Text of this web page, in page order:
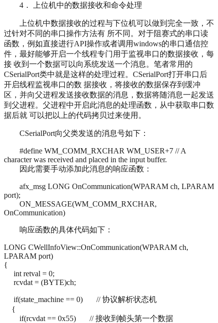
4． 上位机中的数据接收和命令处理
上位机中数据接收的过程与下位机可以做到完全一致，不
过针对不同的串口操作方法有 所不同。对于阻赛式的串口读
函数，例如直接进行API操作或者调用windows的串口通信控
件，最好能够开启一个线程专门用于监视串口的数据接收，每
接 收到一个数据可以向系统发送一个消息。笔者常用的
CSerialPort类中就是这样的处理过程。CSerialPort打开串口后
开启线程监视串口的数 据接收，将接收的数据保存到缓冲
区，并向父进程发送接收数据的消息，数据将随消息一起发送
到父进程。父进程中开启此消息的处理函数，从中获取串口数
据后就 可以把以上的代码拷贝过来使用。
CSerialPort向父类发送的消息号如下：
#define WM_COMM_RXCHAR WM_USER+7 // A
character was received and placed in the input buffer.
因此需要手动添加此消息的响应函数：
afx_msg LONG OnCommunication(WPARAM ch, LPARAM
port);
ON_MESSAGE(WM_COMM_RXCHAR,
OnCommunication)
响应函数的具体代码如下：
LONG CWellInfoView::OnCommunication(WPARAM ch,
LPARAM port)
{
int retval = 0;
rcvdat = (BYTE)ch;
if(state_machine == 0) // 协议解析状态机
{
if(rcvdat == 0x55) // 接收到帧头第一个数据